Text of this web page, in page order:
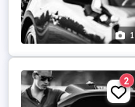
1
2